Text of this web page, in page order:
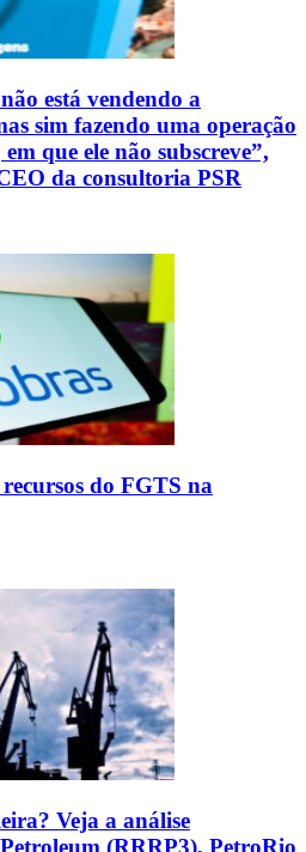
está vendendo a
sim fazendo uma operação
que ele não subscreve”,
da consultoria PSR
do FGTS na
Veja a análise
(RRRP3), PetroRio